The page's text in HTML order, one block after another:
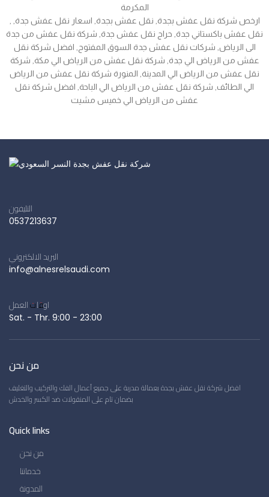
المكرمة
نقل عفش باكستاني جدة, حراج نقل عفش جدة, شركة نقل عفش من جدة
الى الرياض, شركات نقل عفش جدة السوق المفتوح, افضل شركة نقل
عفش من الرياض الي جدة, شركة نقل عفش من الرياض الي مكة, شركة
نقل عفش من الرياض الي المدينة, المنورة شركة نقل عفش من الرياض
الي الطائف, شركة نقل عفش من الرياض الي الباحة, افضل شركة نقل
عفش من الرياض الي خميس مشيت
التليفون
0537213637
البريد الالكتروني
info@alnesrelsaudi.com
اوقات العمل
Sat. - Thr. 9:00 - 23:00
من نحن
افضل شركة نقل عفش بجدة بعمالة مدربة على جميع أعمال الفك والتركيب والتغليف
بضمان تام على المنقولات ضد الكسر والخدش
Quick links
من نحن
خدماتنا
المدونة